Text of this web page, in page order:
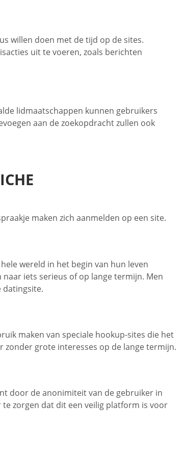
willen doen met de tijd op de sites.
uit te voeren, zoals berichten
lidmaatschappen kunnen gebruikers
aan de zoekopdracht zullen ook
maken zich aanmelden op een site.
wereld in het begin van hun leven
iets serieus of op lange termijn. Men
datingsite.
maken van speciale hookup-sites die het
zonder grote interesses op de lange termijn.
door de anonimiteit van de gebruiker in
zorgen dat dit een veilig platform is voor